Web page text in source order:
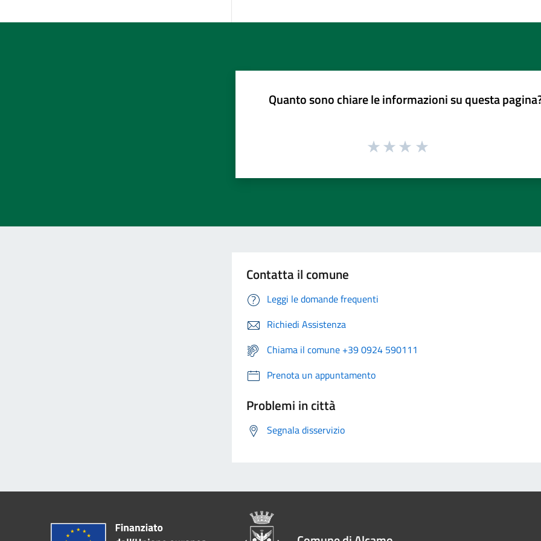
Quanto sono chiare le informazioni su questa
Contatta il comune
Leggi le domande frequenti
Richiedi Assistenza
Chiama il comune +39 0924 590111
Prenota un appuntamento
Problemi in città
Segnala disservizio